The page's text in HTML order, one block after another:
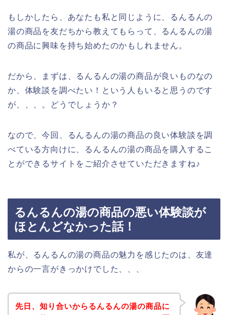
もしかしたら、あなたも私と同じように、るんるんの
湯の商品を友だちから教えてもらって、るんるんの湯
の商品に興味を持ち始めたのかもしれません。
だから、まずは、るんるんの湯の商品が良いものなの
か、体験談を調べたい！という人もいると思うのです
が、、、。どうでしょうか？
なので、今回、るんるんの湯の商品の良い体験談を調
べている方向けに、るんるんの湯の商品を購入するこ
とができるサイトをご紹介させていただきますね♪
るんるんの湯の商品の悪い体験談が
ほとんどなかった話！
私が、るんるんの湯の商品の魅力を感じたのは、友達
からの一言がきっかけでした、、、
先日、知り合いからるんるんの湯の商品に